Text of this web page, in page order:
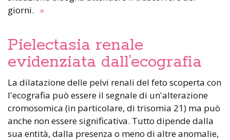
giorni. »
Pielectasia renale
evidenziata dall’ecografia
La dilatazione delle pelvi renali del feto scoperta con
l'ecografia può essere il segnale di un'alterazione
cromosomica (in particolare, di trisomia 21) ma può
anche non essere significativa. Tutto dipende dalla
sua entità, dalla presenza o meno di altre anomalie,